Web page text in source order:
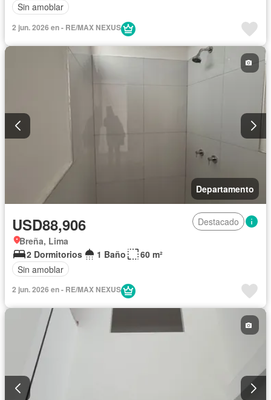
Sin amoblar
2 jun. 2026 en - RE/MAX NEXUS
Departamento
USD88,906
Destacado
Breña, Lima
2 Dormitorios
1 Baño
60 m²
Sin amoblar
2 jun. 2026 en - RE/MAX NEXUS